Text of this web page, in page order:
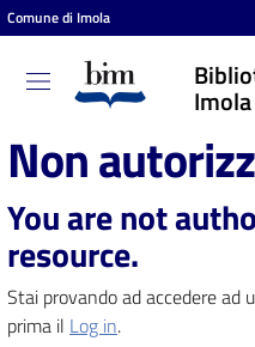
Vai al contenuto
Vai alla navigazione
Vai al footer
Comune di Imola
Imola
Biblioteca
comunale
di Imola
Entra
Non
You are not
resource.
Stai provando ad accedere ad
prima il Log in.